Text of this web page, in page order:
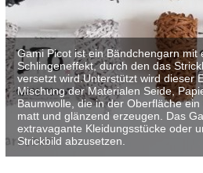
Gami Picot ist ein Bändchengarn mit
Schlingeneffekt, durch den das
versetzt wird.Unterstützt wird dieser
Mischung der Materialen Seide,
Baumwolle, die in der Oberfläche
matt und glänzend erzeugen. Das
extravagante Kleidungsstücke oder
Strickbild abzusetzen.